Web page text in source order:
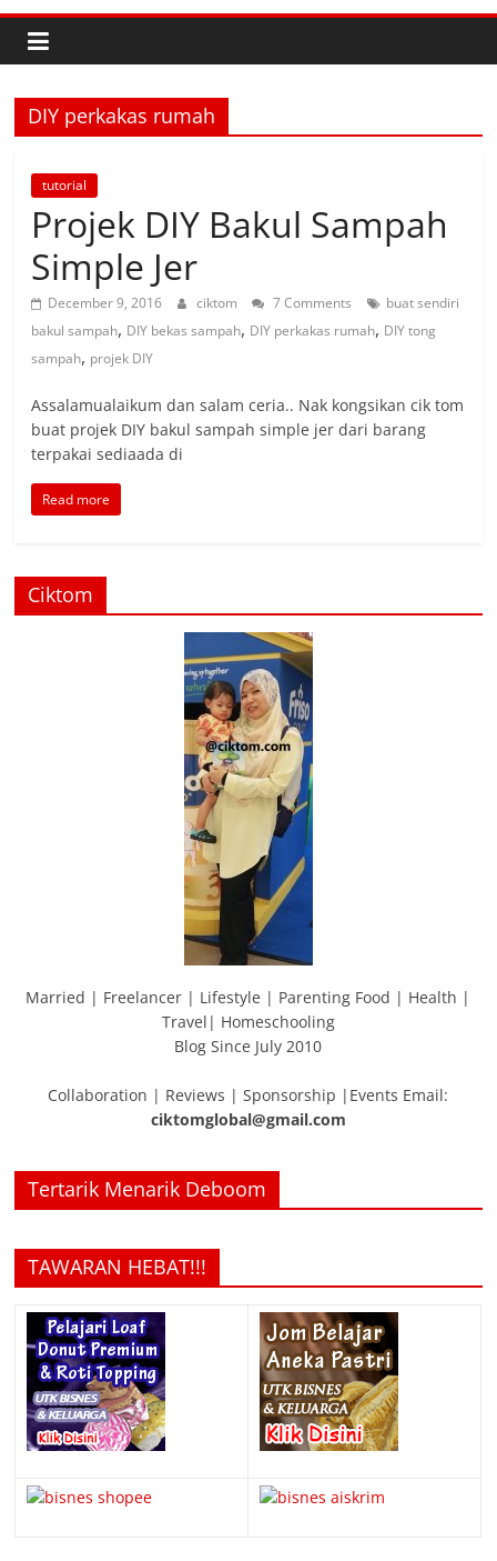
DIY perkakas rumah
tutorial
Projek DIY Bakul Sampah
Simple Jer
December 9, 2016 ciktom 7 Comments
buat sendiri
bakul sampah, DIY bekas sampah, DIY perkakas rumah, DIY tong
sampah, projek DIY
Assalamualaikum dan salam ceria.. Nak kongsikan cik tom
buat projek DIY bakul sampah simple jer dari barang
terpakai sediaada di
Read more
Ciktom
Married | Freelancer | Lifestyle | Parenting Food | Health |
Travel| Homeschooling
Blog Since July 2010
Collaboration | Reviews | Sponsorship |Events Email:
ciktomglobal@gmail.com
Tertarik Menarik Deboom
TAWARAN HEBAT!!!